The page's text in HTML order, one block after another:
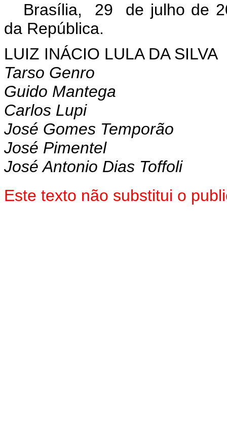
Brasília, 29 de julho de
da República.
LUIZ INÁCIO LULA DA SILVA
Tarso Genro
Guido Mantega
Carlos Lupi
José Gomes Temporão
José Pimentel
José Antonio Dias Toffoli
Este texto não substitui o